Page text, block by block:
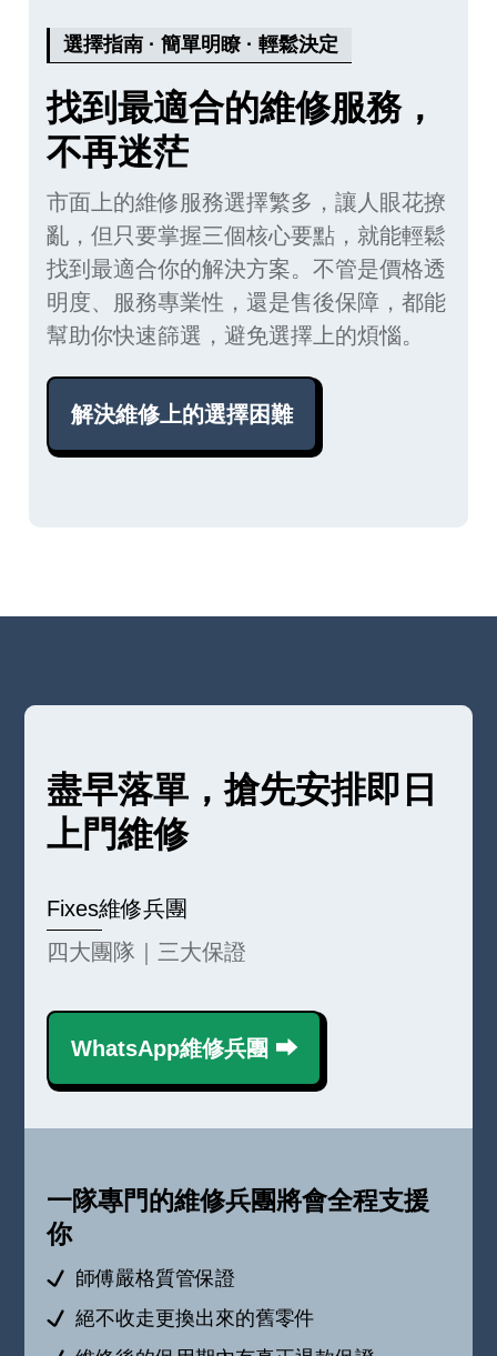
選擇指南 · 簡單明瞭 · 輕鬆決定
找到最適合的維修服務，
不再迷茫
市面上的維修服務選擇繁多，讓人眼花撩
亂，但只要掌握三個核心要點，就能輕鬆
找到最適合你的解決方案。不管是價格透
明度、服務專業性，還是售後保障，都能
幫助你快速篩選，避免選擇上的煩惱。
解決維修上的選擇困難
盡早落單，搶先安排即日
上門維修
Fixes維修兵團
四大團隊｜三大保證
WhatsApp維修兵團 ⮕
一隊專門的維修兵團將會全程支援
你
師傅嚴格質管保證
絕不收走更換出來的舊零件